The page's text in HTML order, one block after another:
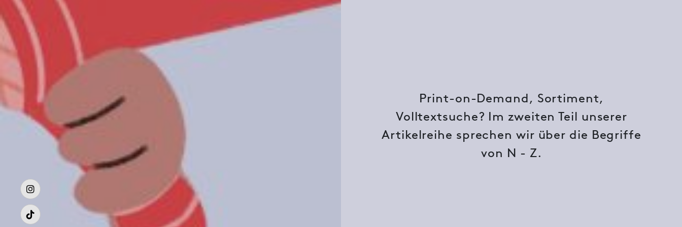
Print-on-Demand, Sortiment,
Volltextsuche? Im zweiten Teil unserer
Artikelreihe sprechen wir über die Begriffe
von N - Z.